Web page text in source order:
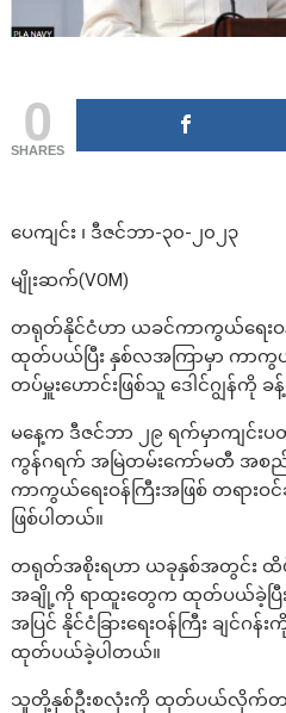
0
SHARES
ပေကျင်း ၊ ဒီဇင်ဘာ-၃၀-၂၀၂၃
မျိုးဆက်(VOM)
တရုတ်နိုင်ငံဟာ ယခင်ကာကွယ်ရေးဝ
ထုတ်ပယ်ပြီး နှစ်လအကြာမှာ ကာကွ
တပ်မှူးဟောင်းဖြစ်သူ ဒေါင်ဂျွန်ကို
မနေ့က ဒီဇင်ဘာ ၂၉ ရက်မှာကျင်း
ကွန်ဂရက် အမြဲတမ်းကော်မတီ အစည်း
ကာကွယ်ရေးဝန်ကြီးအဖြစ် တရားဝ
ဖြစ်ပါတယ်။
တရုတ်အစိုးရဟာ ယခုနှစ်အတွင်း ထိ
အချို့ကို ရာထူးတွေက ထုတ်ပယ်ခဲ့ပြီ
အပြင် နိုင်ငံခြားရေးဝန်ကြီး ချင်
ထုတ်ပယ်ခဲ့ပါတယ်။
သူတို့နှစ်ဦးစလုံးကို ထုတ်ပယ်လိုက်